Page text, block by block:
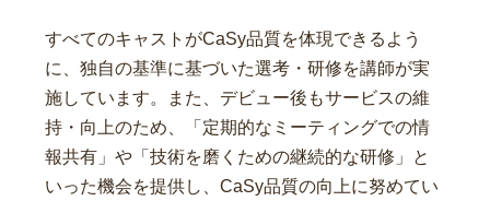
すべてのキャストがCaSy品質を体現できるよう
に、独自の基準に基づいた選考・研修を講師が実
施しています。また、デビュー後もサービスの維
持・向上のため、「定期的なミーティングでの情
報共有」や「技術を磨くための継続的な研修」と
いった機会を提供し、CaSy品質の向上に努めてい